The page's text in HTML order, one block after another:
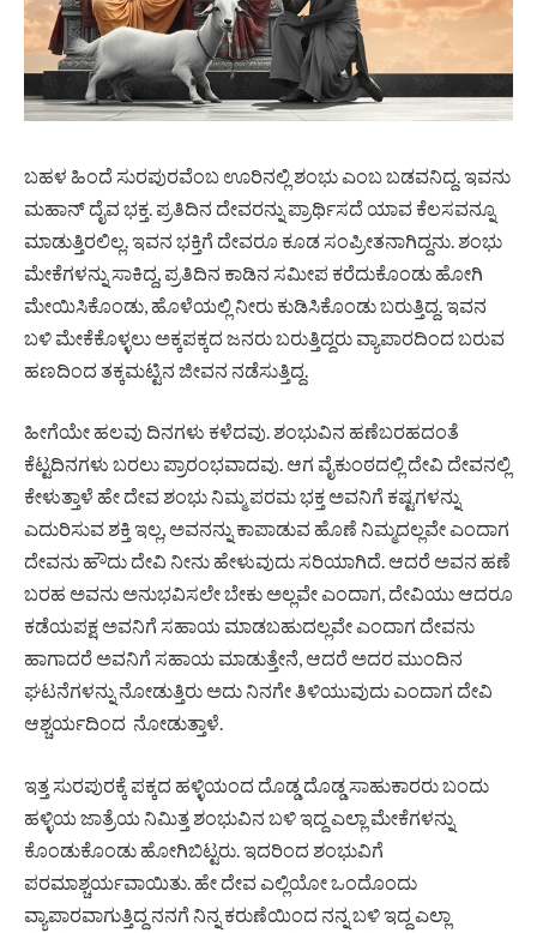
ಬಹಳ ಹಿಂದೆ ಸುರಪುರವೆಂಬ ಊರಿನಲ್ಲಿ ಶಂಭು ಎಂಬ ಬಡವನಿದ್ದ. ಇವನು
ಮಹಾನ್ ದೈವ ಭಕ್ತ. ಪ್ರತಿದಿನ ದೇವರನ್ನು ಪ್ರಾರ್ಥಿಸದೆ ಯಾವ ಕೆಲಸವನ್ನೂ
ಮಾಡುತ್ತಿರಲಿಲ್ಲ. ಇವನ ಭಕ್ತಿಗೆ ದೇವರೂ ಕೂಡ ಸಂಪ್ರೀತನಾಗಿದ್ದನು. ಶಂಭು
ಮೇಕೆಗಳನ್ನು ಸಾಕಿದ್ದ, ಪ್ರತಿದಿನ ಕಾಡಿನ ಸಮೀಪ ಕರೆದುಕೊಂಡು ಹೋಗಿ
ಮೇಯಿಸಿಕೊಂಡು, ಹೊಳೆಯಲ್ಲಿ ನೀರು ಕುಡಿಸಿಕೊಂಡು ಬರುತ್ತಿದ್ದ. ಇವನ
ಬಳಿ ಮೇಕೆಕೊಳ್ಳಲು ಅಕ್ಕಪಕ್ಕದ ಜನರು ಬರುತ್ತಿದ್ದರು ವ್ಯಾಪಾರದಿಂದ ಬರುವ
ಹಣದಿಂದ ತಕ್ಕಮಟ್ಟಿನ ಜೀವನ ನಡೆಸುತ್ತಿದ್ದ.
ಹೀಗೆಯೇ ಹಲವು ದಿನಗಳು ಕಳೆದವು. ಶಂಭುವಿನ ಹಣೆಬರಹದಂತೆ
ಕೆಟ್ಟದಿನಗಳು ಬರಲು ಪ್ರಾರಂಭವಾದವು. ಆಗ ವೈಕುಂಠದಲ್ಲಿ ದೇವಿ ದೇವನಲ್ಲಿ
ಕೇಳುತ್ತಾಳೆ ಹೇ ದೇವ ಶಂಭು ನಿಮ್ಮ ಪರಮ ಭಕ್ತ ಅವನಿಗೆ ಕಷ್ಟಗಳನ್ನು
ಎದುರಿಸುವ ಶಕ್ತಿ ಇಲ್ಲ, ಅವನನ್ನು ಕಾಪಾಡುವ ಹೊಣೆ ನಿಮ್ಮದಲ್ಲವೇ ಎಂದಾಗ
ದೇವನು ಹೌದು ದೇವಿ ನೀನು ಹೇಳುವುದು ಸರಿಯಾಗಿದೆ. ಆದರೆ ಅವನ ಹಣೆ
ಬರಹ ಅವನು ಅನುಭವಿಸಲೇ ಬೇಕು ಅಲ್ಲವೇ ಎಂದಾಗ, ದೇವಿಯು ಆದರೂ
ಕಡೆಯಪಕ್ಷ ಅವನಿಗೆ ಸಹಾಯ ಮಾಡಬಹುದಲ್ಲವೇ ಎಂದಾಗ ದೇವನು
ಹಾಗಾದರೆ ಅವನಿಗೆ ಸಹಾಯ ಮಾಡುತ್ತೇನೆ, ಆದರೆ ಅದರ ಮುಂದಿನ
ಘಟನೆಗಳನ್ನು ನೋಡುತ್ತಿರು ಅದು ನಿನಗೇ ತಿಳಿಯುವುದು ಎಂದಾಗ ದೇವಿ
ಆಶ್ಚರ್ಯದಿಂದ ನೋಡುತ್ತಾಳೆ.
ಇತ್ತ ಸುರಪುರಕ್ಕೆ ಪಕ್ಕದ ಹಳ್ಳಿಯಂದ ದೊಡ್ಡ ದೊಡ್ಡ ಸಾಹುಕಾರರು ಬಂದು
ಹಳ್ಳಿಯ ಜಾತ್ರೆಯ ನಿಮಿತ್ತ ಶಂಭುವಿನ ಬಳಿ ಇದ್ದ ಎಲ್ಲಾ ಮೇಕೆಗಳನ್ನು
ಕೊಂಡುಕೊಂಡು ಹೋಗಿಬಿಟ್ಟರು. ಇದರಿಂದ ಶಂಭುವಿಗೆ
ಪರಮಾಶ್ಚರ್ಯವಾಯಿತು. ಹೇ ದೇವ ಎಲ್ಲಿಯೋ ಒಂದೊಂದು
ವ್ಯಾಪಾರವಾಗುತ್ತಿದ್ದ ನನಗೆ ನಿನ್ನ ಕರುಣೆಯಿಂದ ನನ್ನ ಬಳಿ ಇದ್ದ ಎಲ್ಲಾ